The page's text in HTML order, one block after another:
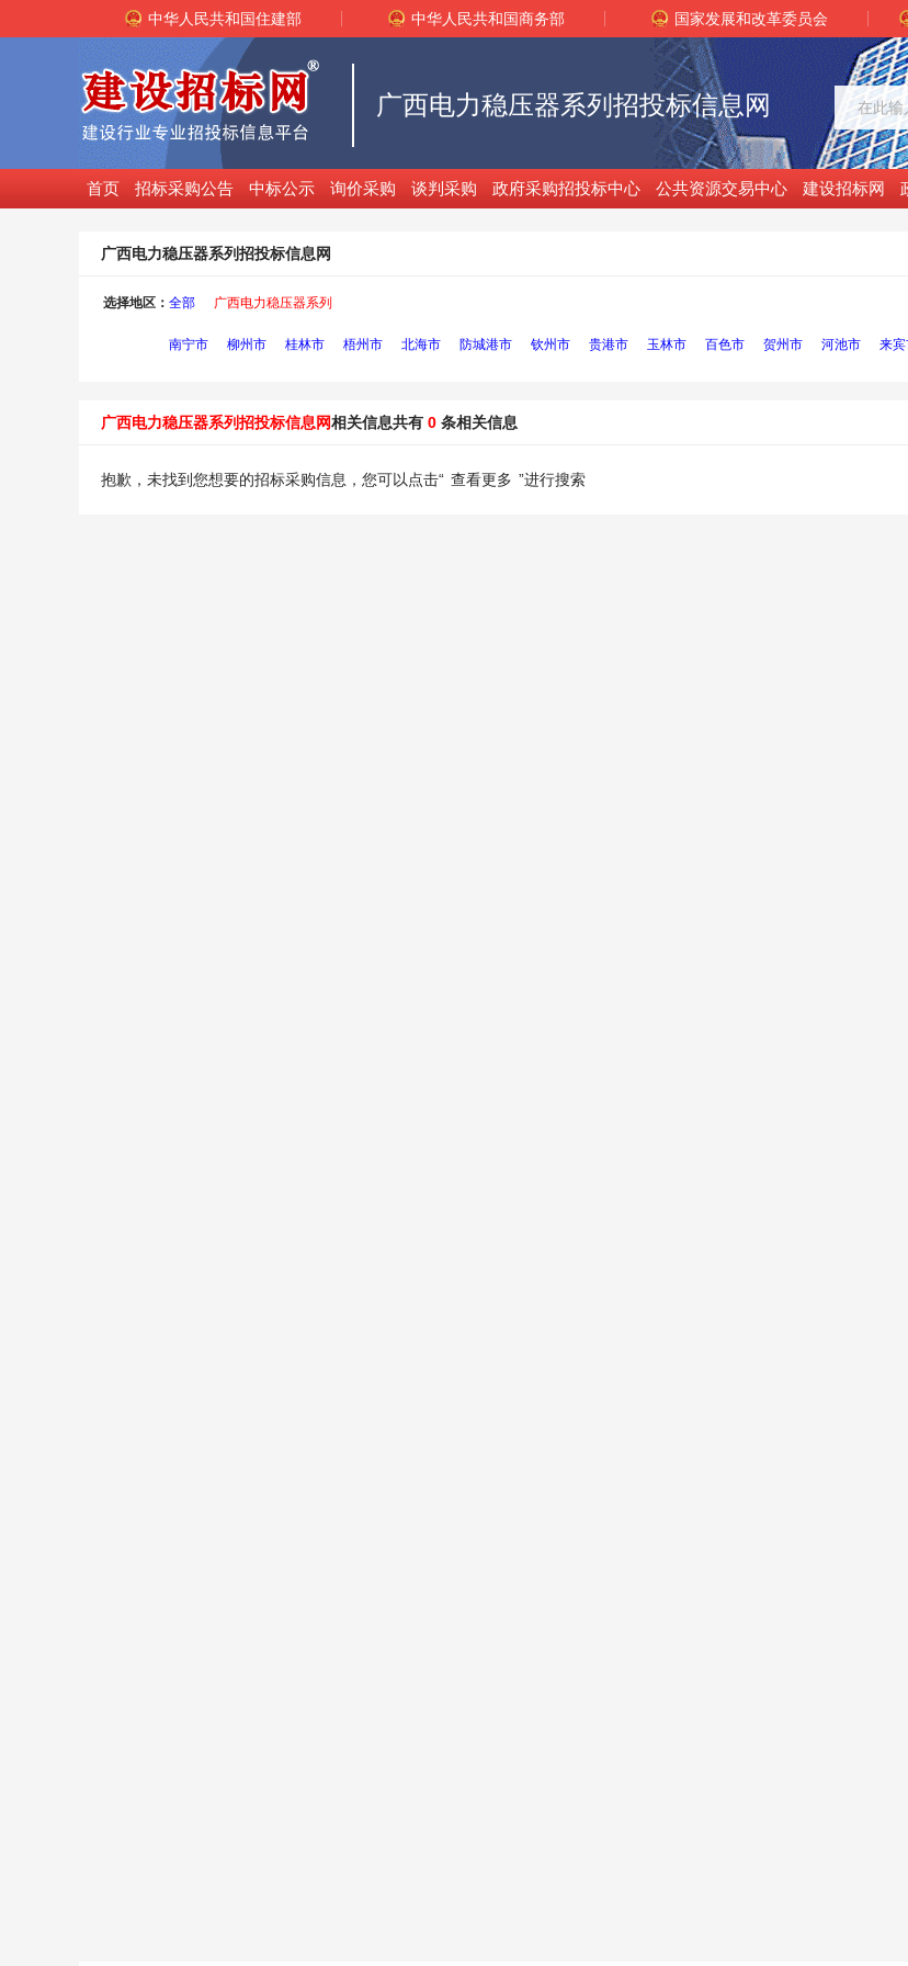
中华人民共和国住建部 中华人民共和国商务部 国家发展和改革委员会
广西电力稳压器系列招投标信息网
首页 招标采购公告 中标公示 询价采购 谈判采购 政府采购招投标中心 公共资源交易中心 建设招标网
广西电力稳压器系列招投标信息网
选择地区： 全部 广西电力稳压器系列
南宁市 柳州市 桂林市 梧州市 北海市 防城港市 钦州市 贵港市 玉林市 百色市 贺州市 河池市 来
广西电力稳压器系列招投标信息网相关信息共有 0 条相关信息
抱歉，未找到您想要的招标采购信息，您可以点击“ 查看更多 ”进行搜索